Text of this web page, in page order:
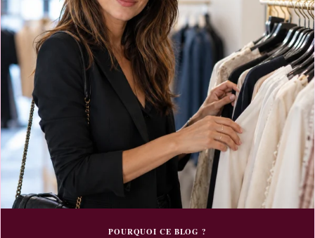
POURQUOI CE BLOG ?